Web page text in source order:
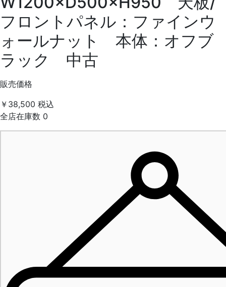
フロントパネル：ファインウ
ォールナット 本体：オフブ
ラック 中古
販売価格
￥38,500 税込
全店在庫数 0